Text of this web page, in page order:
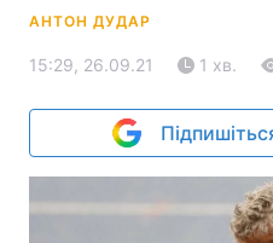
АНТОН ДУДАР
15:29, 26.09.21 1 хв.